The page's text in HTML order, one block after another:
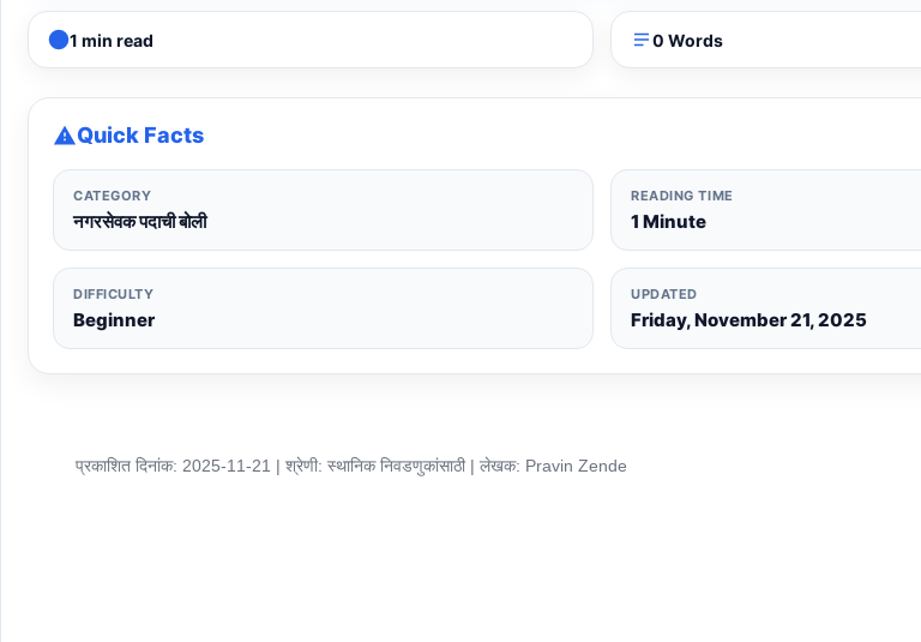
1 min read 0 Words
Quick Facts
CATEGORY
नगरसेवक पदाची बोली
READING TIME
1 Minute
DIFFICULTY
Beginner
UPDATED
Friday, November 21, 2025
प्रकाशित दिनांक: 2025-11-21 | श्रेणी: स्थानिक निवडणुकांसाठी | लेखक: Pravin Zende